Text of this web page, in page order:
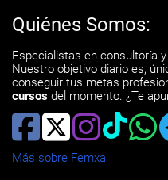
Quiénes Somos:
Especialistas en consultoría y
Nuestro objetivo diario es,
conseguir tus metas
cursos del momento. ¿Te
Más sobre Femxa